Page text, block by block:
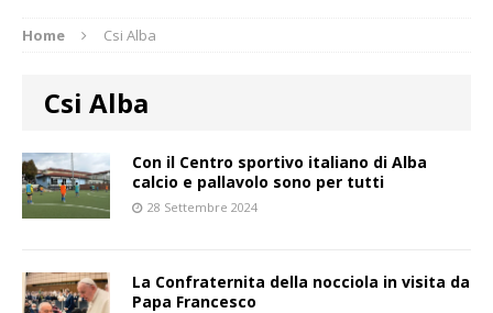
Home Csi Alba
Csi Alba
Con il Centro sportivo italiano di Alba
calcio e pallavolo sono per tutti
28 Settembre 2024
La Confraternita della nocciola in visita da
Papa Francesco